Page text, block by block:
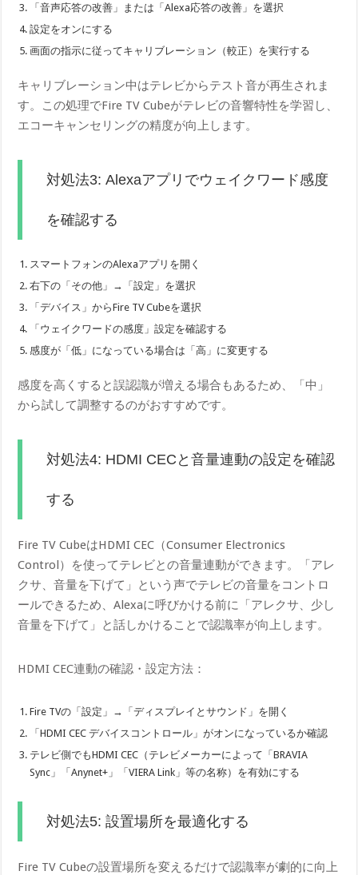
「音声応答の改善」または「Alexa応答の改善」を選択
設定をオンにする
画面の指示に従ってキャリブレーション（較正）を実行する
キャリブレーション中はテレビからテスト音が再生されま
す。この処理でFire TV Cubeがテレビの音響特性を学習し、
エコーキャンセリングの精度が向上します。
対処法3: Alexaアプリでウェイクワード感度
を確認する
スマートフォンのAlexaアプリを開く
右下の「その他」→「設定」を選択
「デバイス」からFire TV Cubeを選択
「ウェイクワードの感度」設定を確認する
感度が「低」になっている場合は「高」に変更する
感度を高くすると誤認識が増える場合もあるため、「中」
から試して調整するのがおすすめです。
対処法4: HDMI CECと音量連動の設定を確認
する
Fire TV CubeはHDMI CEC（Consumer Electronics
Control）を使ってテレビとの音量連動ができます。「アレ
クサ、音量を下げて」という声でテレビの音量をコントロ
ールできるため、Alexaに呼びかける前に「アレクサ、少し
音量を下げて」と話しかけることで認識率が向上します。
HDMI CEC連動の確認・設定方法：
Fire TVの「設定」→「ディスプレイとサウンド」を開く
「HDMI CEC デバイスコントロール」がオンになっているか確認
テレビ側でもHDMI CEC（テレビメーカーによって「BRAVIA
Sync」「Anynet+」「VIERA Link」等の名称）を有効にする
対処法5: 設置場所を最適化する
Fire TV Cubeの設置場所を変えるだけで認識率が劇的に向上